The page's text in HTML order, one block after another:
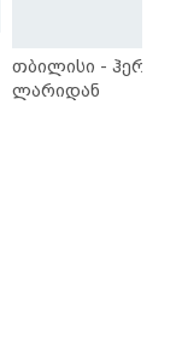
თბილისი -
ლარიდან